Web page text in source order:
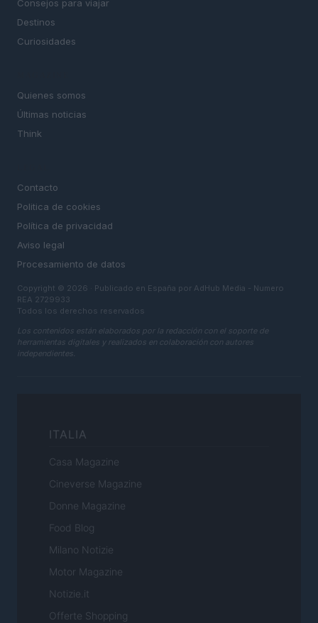
Consejos para viajar
Destinos
Curiosidades
Quienes somos
Últimas noticias
Think
Contacto
Politica de cookies
Política de privacidad
Aviso legal
Procesamiento de datos
Copyright © 2026 · Publicado en España por AdHub Media - Numero
REA 2729933
Todos los derechos reservados
Los contenidos están elaborados por la redacción con el soporte de
herramientas digitales y realizados en colaboración con autores
independientes.
ITALIA
Casa Magazine
Cineverse Magazine
Donne Magazine
Food Blog
Milano Notizie
Motor Magazine
Notizie.it
Offerte Shopping